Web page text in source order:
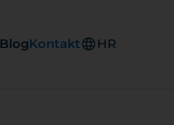
BlogKontakt HR